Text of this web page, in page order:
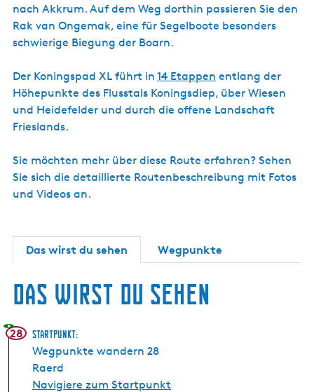
nach Akkrum. Auf dem Weg dorthin passieren Sie den
Rak van Ongemak, eine für Segelboote besonders
schwierige Biegung der Boarn.
Der Koningspad XL führt in 14 Etappen entlang der
Höhepunkte des Flusstals Koningsdiep, über Wiesen
und Heidefelder und durch die offene Landschaft
Frieslands.
Sie möchten mehr über diese Route erfahren? Sehen
Sie sich die detaillierte Routenbeschreibung mit Fotos
und Videos an.
Das wirst du sehen Wegpunkte
Das wirst du sehen
28 Startpunkt:
Wegpunkte wandern 28
Raerd
Navigiere zum Startpunkt